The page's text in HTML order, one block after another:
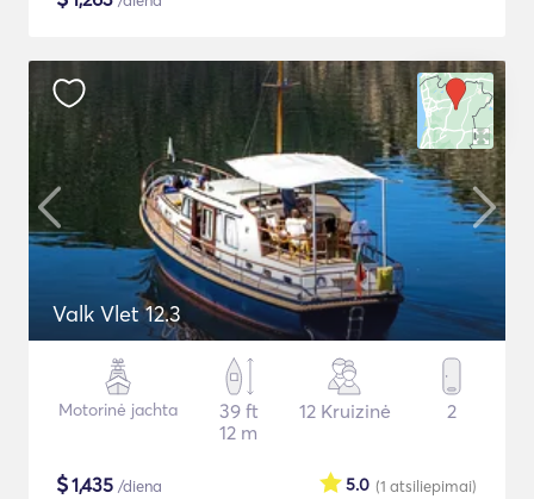
Valk Vlet 12.3
Motorinė jachta
39 ft
12 m
12 Kruizinė 2
$1,435 /diena (1 atsiliepimai)
5.0